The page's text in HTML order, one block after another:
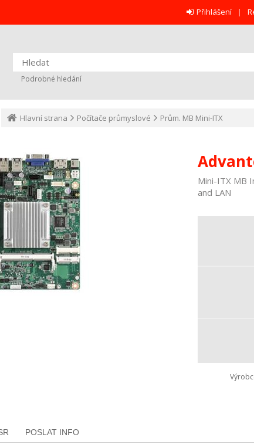
Přihlášení
Podrobné hledání
Hlavní strana Počítače průmyslové Prům. MB Mini-ITX
Mini-ITX MB
and LAN
POSLAT INFO